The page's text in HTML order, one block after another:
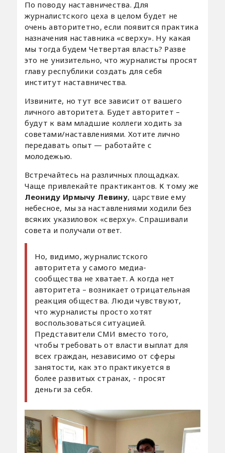
По поводу наставничества. Для
журналистского цеха в целом будет не
очень авторитетно, если появится практика
назначения наставника «сверху». Ну какая
мы тогда будем Четвертая власть? Разве
это не унизительно, что журналисты просят
главу республики создать для себя
институт наставничества.
Извините, но тут все зависит от вашего
личного авторитета. Будет авторитет –
будут к вам младшие коллеги ходить за
советами/наставлениями. Хотите лично
передавать опыт — работайте с
молодежью.
Встречайтесь на различных площадках.
Чаще привлекайте практикантов. К тому же
Леониду Ирмычу Левину, царствие ему
небесное, мы за наставлениями ходили без
всяких указиловок «сверху». Спрашивали
совета и получали ответ.
Но, видимо, журналистского
авторитета у самого медиа-
сообщества не хватает. А когда нет
авторитета – возникает отрицательная
реакция общества. Люди чувствуют,
что журналисты просто хотят
воспользоваться ситуацией.
Представители СМИ вместо того,
чтобы требовать от власти выплат для
всех граждан, независимо от сферы
занятости, как это практикуется в
более развитых странах, - просят
деньги за себя.